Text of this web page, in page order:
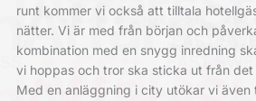
runt kommer vi också att tilltala
nätter. Vi är med från början och
kombination med en snygg inredning
vi hoppas och tror ska sticka ut från
Med en anläggning i city utökar vi